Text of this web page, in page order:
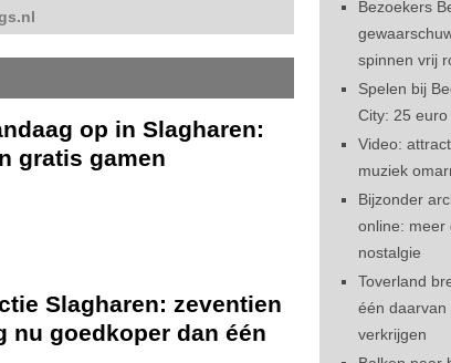
op in Slagharen:
gratis gamen
Slagharen: zeventien
nu goedkoper dan één
Bezoekers
spinnen vrij
Spelen bij
City: 25
Video:
muziek
Bijzonder
online: meer
nostalgie
Toverland
één daarvan
verkrijgen